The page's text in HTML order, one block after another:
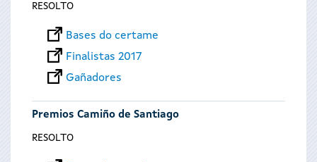
RESOLTO
Bases do certame
Finalistas 2017
Gañadores
Premios Camiño de Santiago
RESOLTO